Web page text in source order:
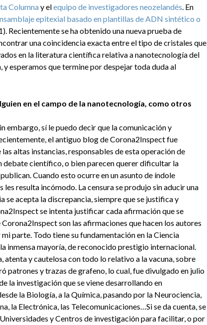
Columnay elequipo de investigadores neozelandés. En
epitexial basado en plantillas de ADN sintético o
Recientemente se ha obtenido una nueva prueba de
una coincidencia exacta entre el tipo de cristales que
en la literatura científica relativa a nanotecnología del
esperamos que termine por despejar toda duda al
en el campo de la nanotecnología, como otros
embargo, sí le puedo decir que la comunicación y
el antiguo blog de Corona2Inspect fue
altas instancias, responsables de esta operación de
debate científico, o bien parecen querer dificultar la
Cuando esto ocurre en un asunto de índole
resulta incómodo. La censura se produjo sin aducir una
acepta la discrepancia, siempre que se justifica y
se intenta justificar cada afirmación que se
son las afirmaciones que hacen los autores
parte. Todo tiene su fundamentación en la Ciencia
inmensa mayoría, de reconocido prestigio internacional.
y cautelosa con todo lo relativo a la vacuna, sobre
patrones y trazas de grafeno, lo cual, fue divulgado en julio
la investigación que se viene desarrollando en
la Biología, a la Química, pasando por la Neurociencia,
la Electrónica, las Telecomunicaciones…Si se da cuenta, se
y Centros de investigación para facilitar, o por